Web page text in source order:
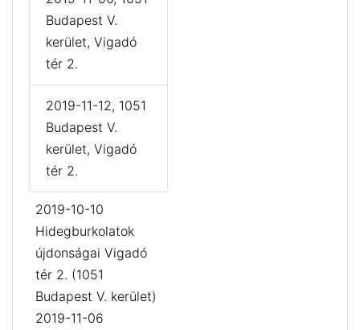
Budapest V.
kerület, Vigadó
tér 2.
2019-11-12, 1051
Budapest V.
kerület, Vigadó
tér 2.
2019-10-10
Hidegburkolatok
újdonságai Vigadó
tér 2. (1051
Budapest V. kerület)
2019-11-06